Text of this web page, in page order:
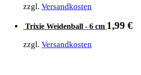
zzgl. Versandkosten
Trixie Weidenball - 6 cm 1,99 €
zzgl. Versandkosten